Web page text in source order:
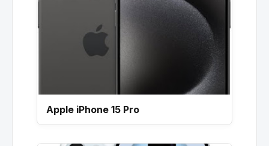
Apple iPhone 15 Pro